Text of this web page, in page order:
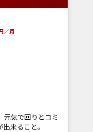
／月
元気で回りとコミ
来ること。